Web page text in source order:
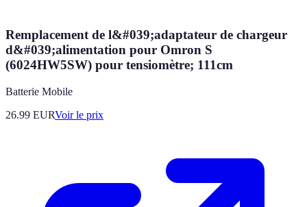
Remplacement de l&#039;adaptateur de chargeur
d&#039;alimentation pour Omron S
(6024HW5SW) pour tensiomètre; 111cm
Batterie Mobile
26.99 EURVoir le prix